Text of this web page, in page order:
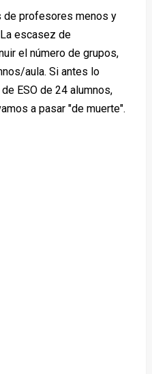
de profesores menos y
escasez de
el número de grupos,
aula. Si antes lo
ESO de 24 alumnos,
a pasar "de muerte".